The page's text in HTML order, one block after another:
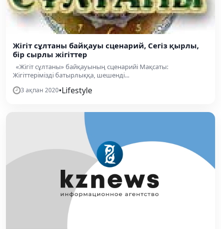
Жігіт сұлтаны байқауы сценарий, Сегіз қырлы,
бір сырлы жігіттер
«Жігіт сұлтаны» байқауының сценарийі Мақсаты:
Жігіттерімізді батырлыққа, шешенді...
3 ақпан 2020•Lifestyle